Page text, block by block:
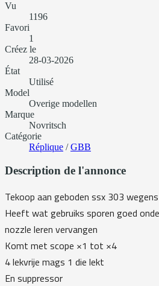
Vu
1196
Favori
1
Créez le
28-03-2026
État
Utilisé
Model
Overige modellen
Marque
Novritsch
Catégorie
Réplique /GBB
Description de l'annonce
Tekoop aan geboden ssx 303
Heeft wat gebruiks sporen goed
nozzle leren vervangen
Komt met scope ×1 tot ×4
4 lekvrije mags 1 die lekt
En suppressor